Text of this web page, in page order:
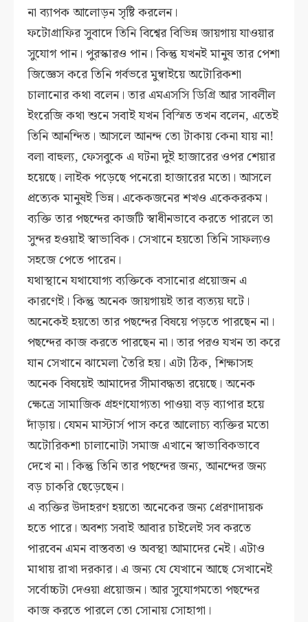
না ব্যাপক আলোড়ন সৃষ্টি করলেন।
ফটোগ্রাফির সুবাদে তিনি বিশ্বের বিভিন্ন জায়গায় যাওয়ার
সুযোগ পান। পুরস্কারও পান। কিন্তু যখনই মানুষ তার পেশা
জিজ্ঞেস করে তিনি গর্বভরে মুম্বাইয়ে অটোরিকশা
চালানোর কথা বলেন। তার এমএসসি ডিগ্রি আর সাবলীল
ইংরেজি কথা শুনে সবাই যখন বিস্মিত তখন বলেন, এতেই
তিনি আনন্দিত। আসলে আনন্দ তো টাকায় কেনা যায় না!
বলা বাহুল্য, ফেসবুকে এ ঘটনা দুই হাজারের ওপর শেয়ার
হয়েছে। লাইক পড়েছে পনেরো হাজারের মতো। আসলে
প্রত্যেক মানুষই ভিন্ন। একেকজনের শখও একেকরকম।
ব্যক্তি তার পছন্দের কাজটি স্বাধীনভাবে করতে পারলে তা
সুন্দর হওয়াই স্বাভাবিক। সেখানে হয়তো তিনি সাফল্যও
সহজে পেতে পারেন।
যথাস্থানে যথাযোগ্য ব্যক্তিকে বসানোর প্রয়োজন এ
কারণেই। কিন্তু অনেক জায়গায়ই তার ব্যত্যয় ঘটে।
অনেকেই হয়তো তার পছন্দের বিষয়ে পড়তে পারছেন না।
পছন্দের কাজ করতে পারছেন না। তার পরও যখন তা করে
যান সেখানে ঝামেলা তৈরি হয়। এটা ঠিক, শিক্ষাসহ
অনেক বিষয়েই আমাদের সীমাবদ্ধতা রয়েছে। অনেক
ক্ষেত্রে সামাজিক গ্রহণযোগ্যতা পাওয়া বড় ব্যাপার হয়ে
দাঁড়ায়। যেমন মাস্টার্স পাস করে আলোচ্য ব্যক্তির মতো
অটোরিকশা চালানোটা সমাজ এখানে স্বাভাবিকভাবে
দেখে না। কিন্তু তিনি তার পছন্দের জন্য, আনন্দের জন্য
বড় চাকরি ছেড়েছেন।
এ ব্যক্তির উদাহরণ হয়তো অনেকের জন্য প্রেরণাদায়ক
হতে পারে। অবশ্য সবাই আবার চাইলেই সব করতে
পারবেন এমন বাস্তবতা ও অবস্থা আমাদের নেই। এটাও
মাথায় রাখা দরকার। এ জন্য যে যেখানে আছে সেখানেই
সর্বোচ্চটা দেওয়া প্রয়োজন। আর সুযোগমতো পছন্দের
কাজ করতে পারলে তো সোনায় সোহাগা।